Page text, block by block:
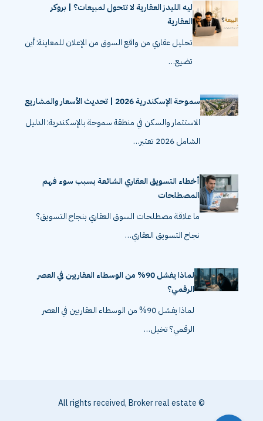
ليه الليدز العقارية لا تتحول لمبيعات؟ | بروكر
العقارية
تحليل عقاري من واقع السوق من الإعلان للمعاينة: أين
تضيع…
سموحة الإسكندرية 2026 | تحديث الأسعار والمشاريع
الاستثمار والسكن في منطقة سموحة بالإسكندرية: الدليل
الشامل 2026 تعتبر…
أخطاء التسويق العقاري الشائعة بسبب سوء فهم
المصطلحات
ما علاقة مصطلحات السوق العقاري بنجاح التسويق؟
نجاح التسويق العقاري…
لماذا يفشل 90% من الوسطاء العقاريين في العصر
الرقمي؟
لماذا يفشل 90% من الوسطاء العقاريين في العصر
الرقمي؟ تخيل…
© All rights received, Broker real estate